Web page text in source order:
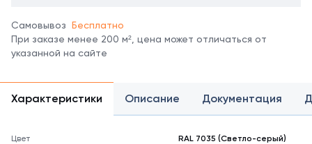
может
не
полностью
оттенку.
Самовывоз Бесплатно
При заказе менее 200 м², цена может отличаться от
указанной на сайте
Характеристики Описание Документация
Цвет RAL 7035 (Светло-серый)